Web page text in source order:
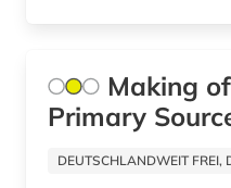
asean (1)
asien (8)
asienforschung (2)
assyriologie (1)
Israel (15)
Making
Primary
DEUTSCHLANDWEIT FREI,